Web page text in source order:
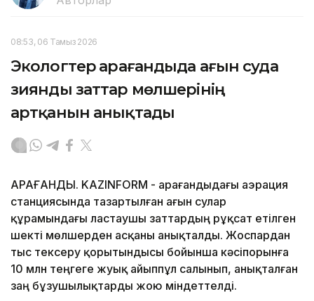
08:53, 06 Тамыз 2026
Экологтер Қарағандыда ағын суда
зиянды заттар мөлшерінің
артқанын анықтады
ҚАРАҒАНДЫ. KAZINFORM - Қарағандыдағы аэрация
станциясында тазартылған ағын сулар
құрамындағы ластаушы заттардың рұқсат етілген
шекті мөлшерден асқаны анықталды. Жоспардан
тыс тексеру қорытындысы бойынша кәсіпорынға
10 млн теңгеге жуық айыппұл салынып, анықталған
заң бұзушылықтарды жою міндеттелді.